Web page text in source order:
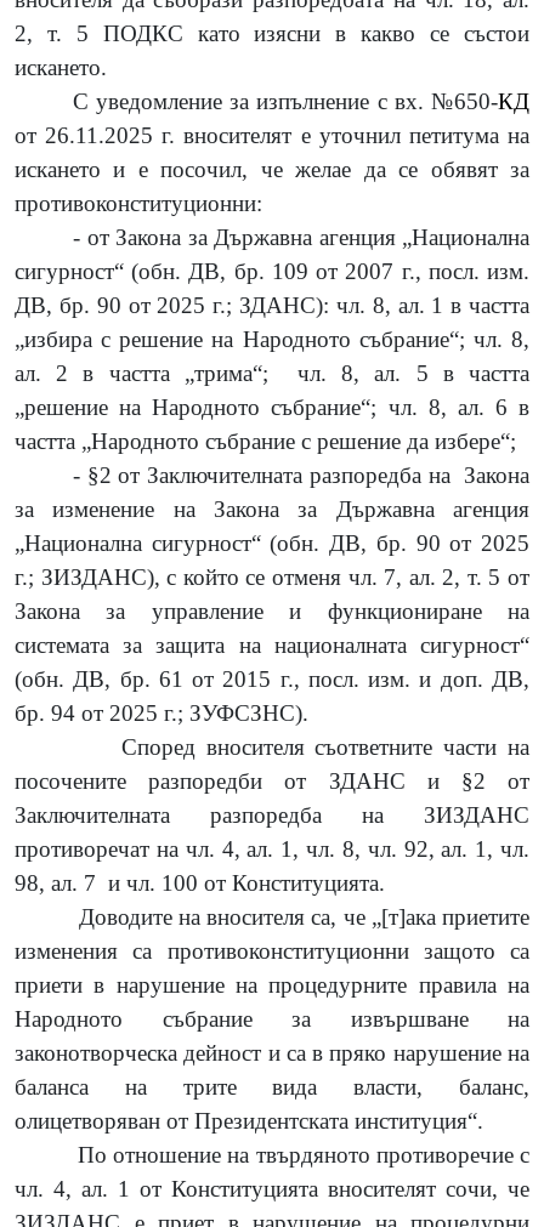
2, т. 5 ПОДКС като изясни в какво се състои
искането.
С уведомление за изпълнение с вх. №650-КД
от 26.11.2025 г. вносителят е уточнил петитума на
искането и е посочил, че желае да се обявят за
противоконституционни:
- от Закона за Държавна агенция „Национална
сигурност“ (обн. ДВ, бр. 109 от 2007 г., посл. изм.
ДВ, бр. 90 от 2025 г.; ЗДАНС): чл. 8, ал. 1 в частта
„избира с решение на Народното събрание“; чл. 8,
ал. 2 в частта „трима“;
чл. 8, ал. 5 в частта
„решение на Народното събрание“; чл. 8, ал. 6 в
частта „Народното събрание с решение да избере“;
- §2 от Заключителната разпоредба на
Закона
за изменение на Закона за Държавна агенция
„Национална сигурност“ (обн. ДВ, бр. 90 от 2025
г.; ЗИЗДАНС), с който се отменя чл. 7, ал. 2, т. 5 от
Закона за управление и функциониране на
системата за защита на националната сигурност“
(обн. ДВ, бр. 61 от 2015 г., посл. изм. и доп. ДВ,
бр. 94 от 2025 г.; ЗУФСЗНС).
Според вносителя съответните части на
посочените разпоредби от ЗДАНС и §2 от
Заключителната разпоредба на ЗИЗДАНС
противоречат на чл. 4, ал. 1, чл. 8, чл. 92, ал. 1, чл.
98, ал. 7 и чл. 100 от Конституцията.
Доводите на вносителя са, че „[т]ака приетите
изменения са противоконституционни защото са
приети в нарушение на процедурните правила на
Народното събрание за извършване на
законотворческа дейност и са в пряко нарушение на
баланса на трите вида власти, баланс,
олицетворяван от Президентската институция“.
По отношение на твърдяното противоречие с
чл. 4, ал. 1 от Конституцията вносителят сочи, че